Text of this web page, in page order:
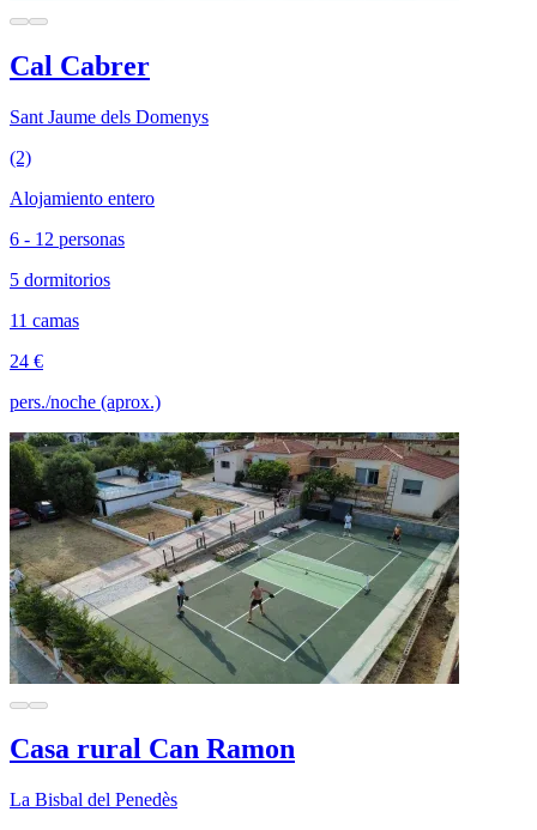
Cal Cabrer
Sant Jaume dels Domenys
(2)
Alojamiento entero
6 - 12 personas
5 dormitorios
11 camas
24 €
pers./noche (aprox.)
Casa rural Can Ramon
La Bisbal del Penedès